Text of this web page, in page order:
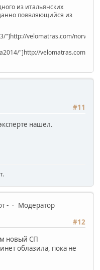
из итальянских
появляющийся из
"]http://velomatras.com/
"]http://velomatras.com/
#11
нашел.
-
Модератор
#12
новый СП
инет облазила, пока не